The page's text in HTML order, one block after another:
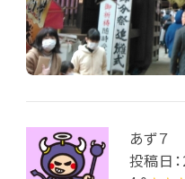
あず７
投稿日